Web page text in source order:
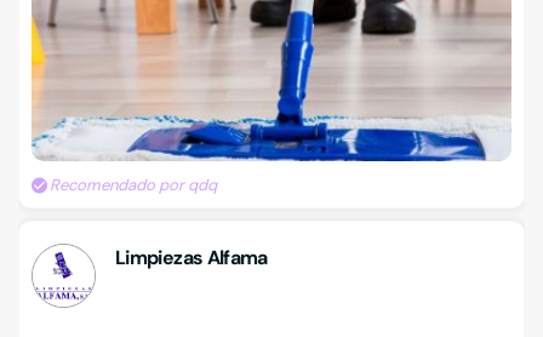
Recomendado por qdq
Limpiezas Alfama